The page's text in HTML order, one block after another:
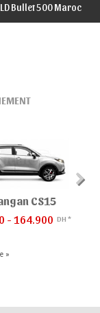
Bullet 500 Maroc
CS15
- 164.900 DH *
»